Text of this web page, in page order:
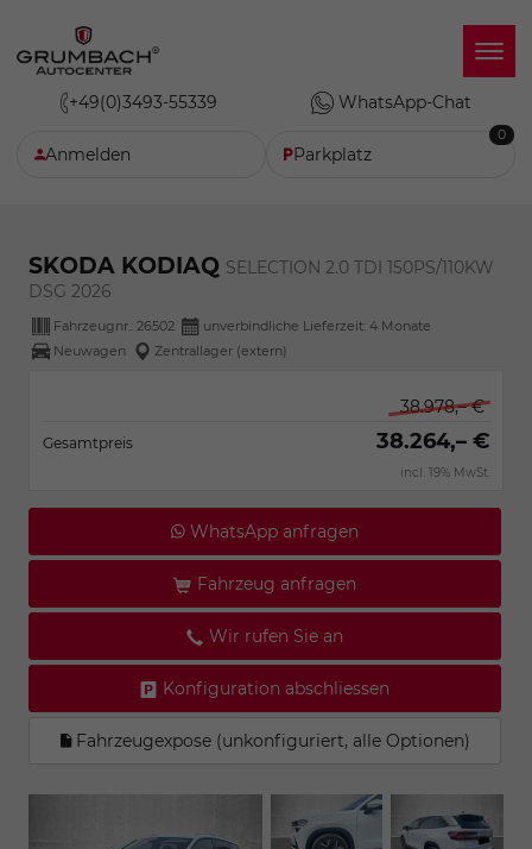
+49(0)3493-55339 WhatsApp-Chat
Anmelden Parkplatz
0
SKODA KODIAQ SELECTION 2.0 TDI 150PS/110KW
DSG 2026
Fahrzeugnr.: 26502 unverbindliche Lieferzeit: 4 Monate
Neuwagen
Zentrallager (extern)
38.978,– €
Gesamtpreis 38.264,– €
incl. 19% MwSt.
WhatsApp anfragen
Fahrzeug anfragen
Wir rufen Sie an
Konfiguration abschliessen
Fahrzeugexpose (unkonfiguriert, alle Optionen)